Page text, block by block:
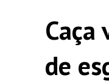
Caça
de